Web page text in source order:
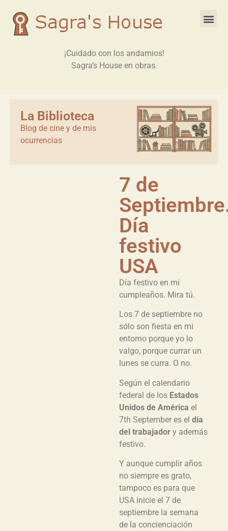
¡Cuidado con los andamios!
Sagra’s House en obras.
La Biblioteca
Blog de cine y de mis
ocurrencias
7 de
Día
festivo
USA
Día festivo en mi
cumpleaños. Mira tú.
Los 7 de septiembre no
sólo son fiesta en mi
entorno porque yo lo
valgo, porque currar un
lunes se curra. O no.
Según el calendario
federal de los Estados
Unidos de América el
7th September es el día
del trabajador y además
festivo.
Y aunque cumplir años
no siempre es grato,
tampoco es para que
USA inicie el 7 de
septiembre la semana
de la concienciación